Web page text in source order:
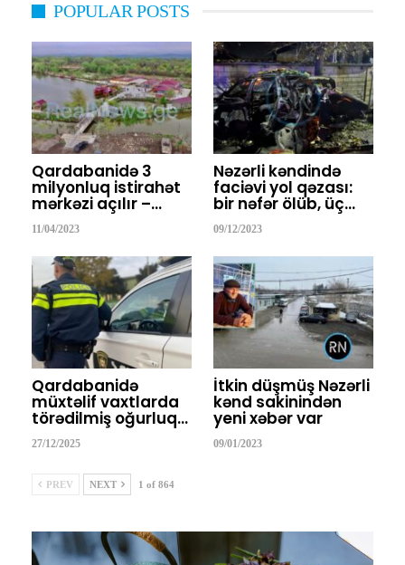
POPULAR POSTS
Qardabanidə 3
milyonluq istirahət
mərkəzi açılır –…
11/04/2023
Nəzərli kəndində
faciəvi yol qəzası:
bir nəfər ölüb, üç…
09/12/2023
Qardabanidə
müxtəlif vaxtlarda
törədilmiş oğurluq…
27/12/2025
İtkin düşmüş Nəzərli
kənd sakinindən
yeni xəbər var
09/01/2023
PREV NEXT 1 of 864